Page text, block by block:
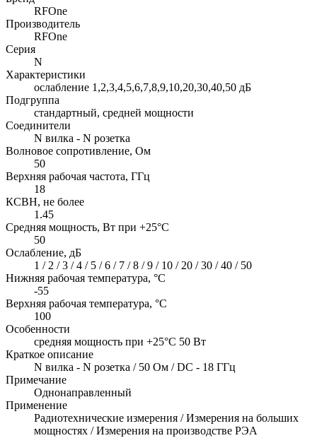
RFOne
Производитель
RFOne
Серия
N
Характеристики
ослабление 1,2,3,4,5,6,7,8,9,10,20,30,40,50 дБ
Подгруппа
стандартный, средней мощности
Соединители
N вилка - N розетка
Волновое сопротивление, Ом
50
Верхняя рабочая частота, ГГц
18
КСВН, не более
1.45
Средняя мощность, Вт при +25°C
50
Ослабление, дБ
1 / 2 / 3 / 4 / 5 / 6 / 7 / 8 / 9 / 10 / 20 / 30 / 40 / 50
Нижняя рабочая температура, °C
-55
Верхняя рабочая температура, °C
100
Особенности
cредняя мощность при +25°C 50 Вт
Краткое описание
N вилка - N розетка / 50 Ом / DC - 18 ГГц
Примечание
Однонаправленный
Применение
Радиотехнические измерения / Измерения на больших
мощностях / Измерения на производстве РЭА